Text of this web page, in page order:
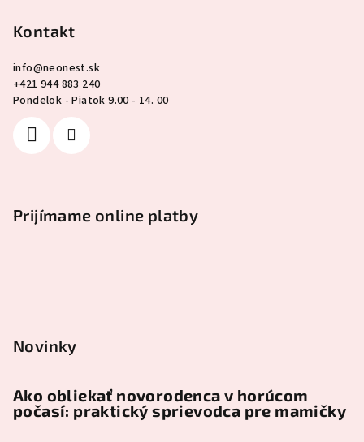
Kontakt
info@neonest.sk
+421 944 883 240
Pondelok - Piatok 9.00 - 14. 00
Prijímame online platby
Novinky
Ako obliekať novorodenca v horúcom
počasí: praktický sprievodca pre mamičky